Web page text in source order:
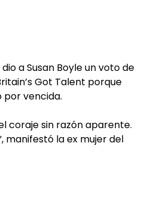
a Susan Boyle un voto de
Got Talent porque
por vencida.
coraje sin razón aparente.
manifestó la ex mujer del